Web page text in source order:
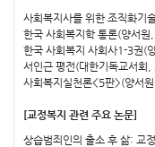
사회복지사를 위한 조직화기
한국 사회복지학 통론(양서
한국 사회복지 사회사1-3권(
서인근 평전(대한기독교서회
사회복지실천론<5판>(양서
[교정복지 관련 주요 논문]
상습범죄인의 출소 후 삶: 교